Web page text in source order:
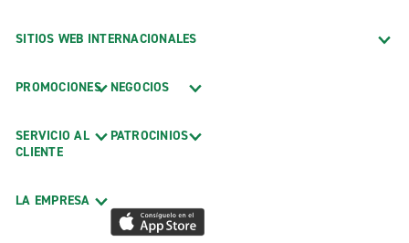
SITIOS WEB INTERNACIONALES
PROMOCIONES
SERVICIO AL
CLIENTE
LA EMPRESA
NEGOCIOS
PATROCINIOS